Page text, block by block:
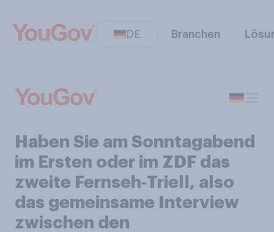
DE Branchen
Haben Sie am Sonntagabend
im Ersten oder im ZDF das
zweite Fernseh‑Triell, also
das gemeinsame Interview
zwischen den